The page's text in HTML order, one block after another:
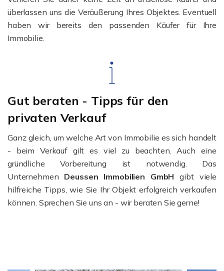
überlassen uns die Veräußerung Ihres Objektes. Eventuell
haben wir bereits den passenden Käufer für Ihre
Immobilie.
Gut beraten - Tipps für den
privaten Verkauf
Ganz gleich, um welche Art von Immobilie es sich handelt
- beim Verkauf gilt es viel zu beachten. Auch eine
gründliche Vorbereitung ist notwendig. Das
Unternehmen Deussen Immobilien GmbH gibt viele
hilfreiche Tipps, wie Sie Ihr Objekt erfolgreich verkaufen
können. Sprechen Sie uns an - wir beraten Sie gerne!